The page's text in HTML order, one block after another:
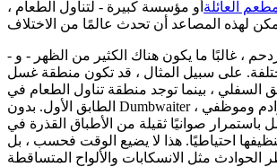
العائلة أو مؤسسة كبيرة - لتناول الطعام ،
، غالبًا ما يكون هناك الكثير من الظهر - و -
على سبيل المثال ، قد تكون منطقة غسل
السفلي ، بينما توجد منطقة تناول الطعام في
الطابق الأول. بدون Dumbwaiter ، سيتعين على الخوادم وموظفي
باستمرار صوانيًا ثقيلة من الأطباق القذرة في
احتياطيًا. هذا لا يضيع الوقت فحسب ، بل